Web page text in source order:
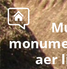
aer